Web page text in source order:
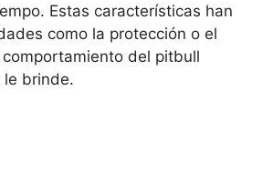
Estas características han
como la protección o el
del pitbull
le brinde.